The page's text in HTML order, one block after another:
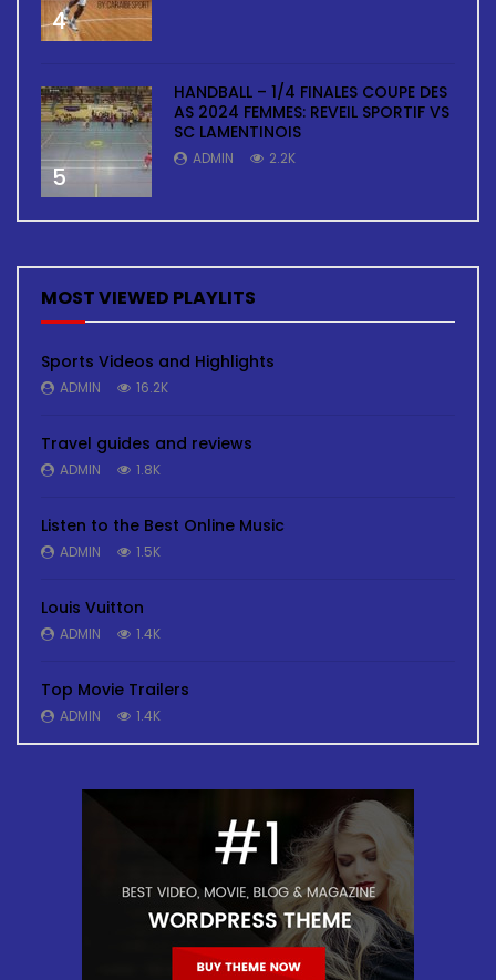
4
5
HANDBALL – 1/4 FINALES COUPE DES
AS 2024 FEMMES: REVEIL SPORTIF VS
SC LAMENTINOIS
ADMIN 2.2K
MOST VIEWED PLAYLITS
Sports Videos and Highlights
ADMIN 16.2K
Travel guides and reviews
ADMIN 1.8K
Listen to the Best Online Music
ADMIN 1.5K
Louis Vuitton
ADMIN 1.4K
Top Movie Trailers
ADMIN 1.4K